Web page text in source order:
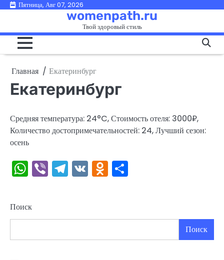
ПерейтиПятница, Авг 07, 2026
womenpath.ru
Твой здоровый стиль
Главная Екатеринбург
Екатеринбург
Средняя температура: 24°C, Стоимость отеля: 3000₽,
Количество достопримечательностей: 24, Лучший сезон:
осень
WhatsApp
ViberTelegram
VKOdnoklassniki
Поиск
Поиск